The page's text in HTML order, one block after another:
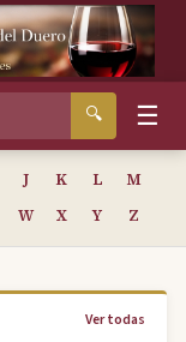
🔍 ☰
J K L
M
W X Y Z
Ver todas